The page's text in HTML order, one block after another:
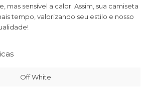
mas sensível a calor. Assim, sua camiseta
tempo, valorizando seu estilo e nosso
Off White